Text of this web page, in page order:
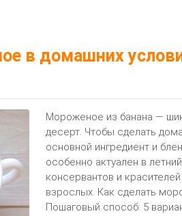
в домашних
Мороженое из банана —
десерт. Чтобы сделать
основной ингредиент и
особенно актуален в
консервантов и
взрослых. Как сделать
Пошаговый способ: 5